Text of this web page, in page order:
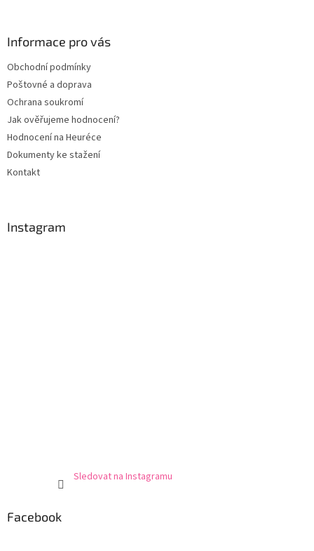
Informace pro vás
Obchodní podmínky
Poštovné a doprava
Ochrana soukromí
Jak ověřujeme hodnocení?
Hodnocení na Heuréce
Dokumenty ke stažení
Kontakt
Instagram
Sledovat na Instagramu
Facebook